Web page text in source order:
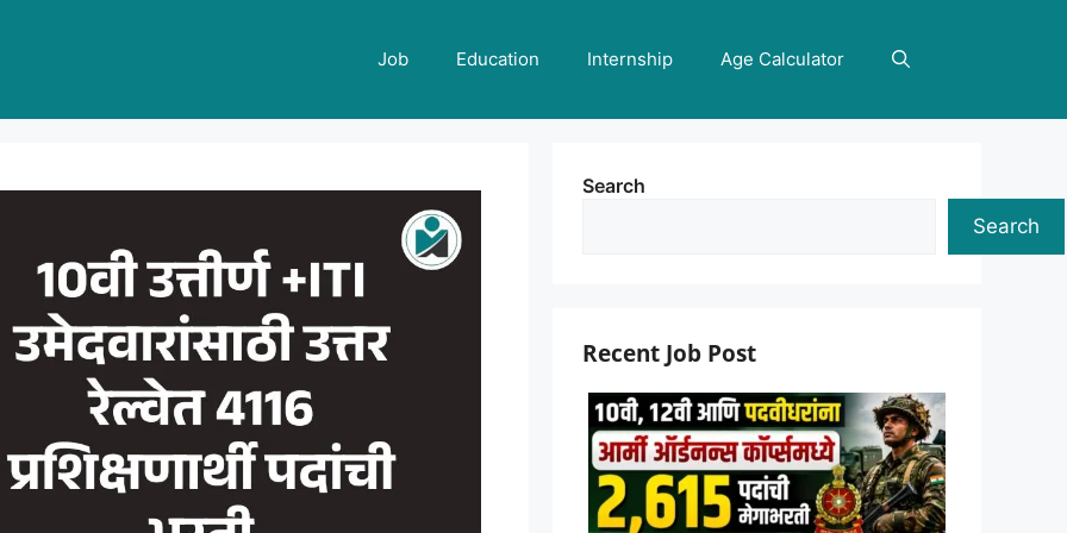
Job Education Internship Age Calculator
Search
Search
Recent Job Post